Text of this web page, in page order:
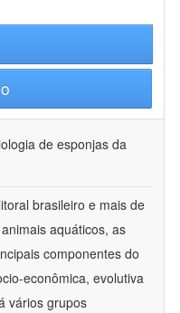
de esponjas da
brasileiro e mais de
aquáticos, as
componentes do
econômica, evolutiva
vários grupos